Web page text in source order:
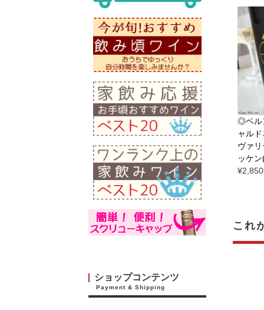
ショップコンテンツ
Payment & Shipping
◎ベル
ャル
ヴァ
ッケ
¥2,850
これ